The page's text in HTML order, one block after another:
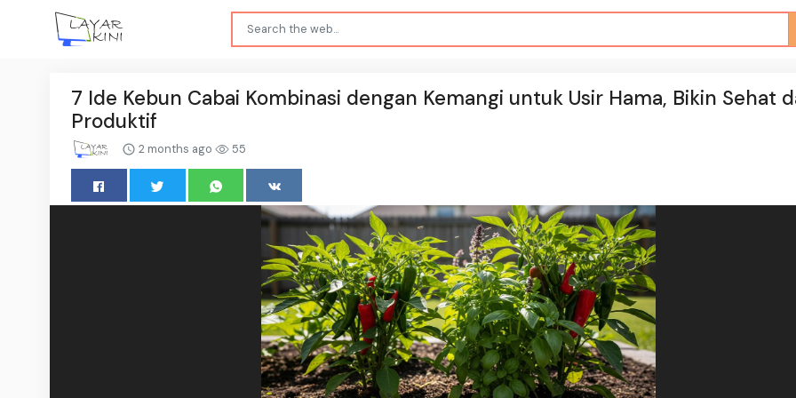
7 Ide Kebun Cabai Kombinasi dengan Kemangi untuk Usir Hama, Bikin Sehat
Produktif
2 months ago 55